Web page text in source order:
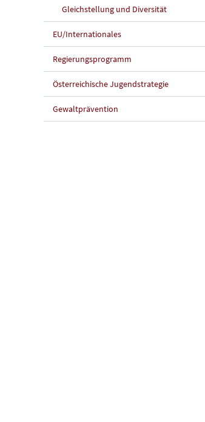
Gleichstellung und Diversität
EU/Internationales
Regierungsprogramm
Österreichische Jugendstrategie
Gewaltprävention